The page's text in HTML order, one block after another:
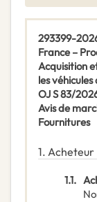
293399-
France –
Acquisition
les
OJ S 83/
Avis de
Fournitures
1. Acheteur
1.1.